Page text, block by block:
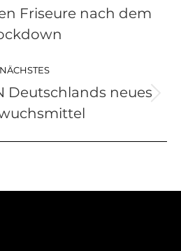
Vorheriger
Beitrag:
Friseure nach dem
NÄCHSTES
Nächster
Beitrag:
Deutschlands neues